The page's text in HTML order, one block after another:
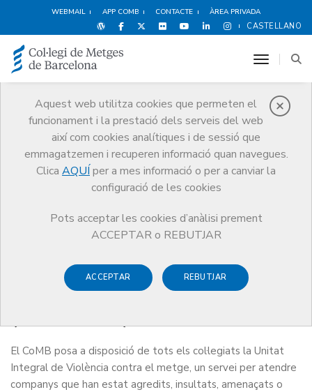
WEBMAIL APP COMB CONTACTE ÀREA PRIVADA
CASTELLANO
Aquest web utilitza cookies que permeten el
funcionament i la prestació dels serveis del web
així com cookies analítiques i de sessió que
emmagatzemen i recuperen informació quan navegues.
Clica AQUÍ per a mes informació o per a canviar la
configuració de les cookies
Pots acceptar les cookies d’anàlisi prement
ACCEPTAR o REBUTJAR
ACCEPTAR REBUTJAR
toggle
Agenda
Agenda Inscripció activitat
Com actuar davant
agressions dels pacients als
professionals sanitaris
El CoMB posa a disposició de tots els col·legiats la Unitat
Integral de Violència contra el metge, un servei per atendre
companys que han estat agredits, insultats, amenaçats o